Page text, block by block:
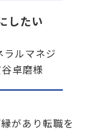
したい
ラルマネジ
卓磨様
があり転職を